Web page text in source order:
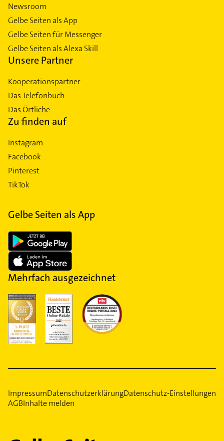
Newsroom
Gelbe Seiten als App
Gelbe Seiten für Messenger
Gelbe Seiten als Alexa Skill
Unsere Partner
Kooperationspartner
Das Telefonbuch
Das Örtliche
Zu finden auf
Instagram
Facebook
Pinterest
TikTok
Gelbe Seiten als App
Mehrfach ausgezeichnet
ImpressumDatenschutzerklärungDatenschutz-Einstellungen
AGBInhalte melden